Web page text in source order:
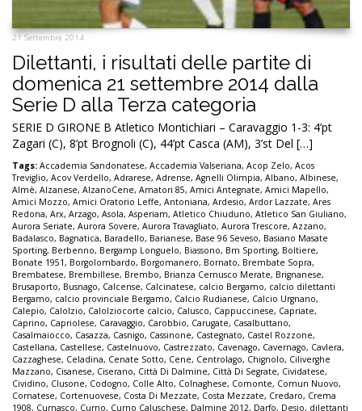
21 Settembre 2014
Dilettanti, i risultati delle partite di
domenica 21 settembre 2014 dalla
Serie D alla Terza categoria
SERIE D GIRONE B Atletico Montichiari – Caravaggio 1-3: 4’pt
Zagari (C), 8’pt Brognoli (C), 44’pt Casca (AM), 3’st Del […]
Tags: Accademia Sandonatese, Accademia Valseriana, Acop Zelo, Acos
Treviglio, Acov Verdello, Adrarese, Adrense, Agnelli Olimpia, Albano, Albinese,
Almè, Alzanese, AlzanoCene, Amatori 85, Amici Antegnate, Amici Mapello,
Amici Mozzo, Amici Oratorio Leffe, Antoniana, Ardesio, Ardor Lazzate, Ares
Redona, Arx, Arzago, Asola, Asperiam, Atletico Chiuduno, Atletico San Giuliano,
Aurora Seriate, Aurora Sovere, Aurora Travagliato, Aurora Trescore, Azzano,
Badalasco, Bagnatica, Baradello, Barianese, Base 96 Seveso, Basiano Masate
Sporting, Berbenno, Bergamp Longuelo, Biassono, Bm Sporting, Boltiere,
Bonate 1951, Borgolombardo, Borgomanero, Bornato, Brembate Sopra,
Brembatese, Brembillese, Brembo, Brianza Cernusco Merate, Brignanese,
Brusaporto, Busnago, Calcense, Calcinatese, calcio Bergamo, calcio dilettanti
Bergamo, calcio provinciale Bergamo, Calcio Rudianese, Calcio Urgnano,
Calepio, Calolzio, Calolziocorte calcio, Calusco, Cappuccinese, Capriate,
Caprino, Capriolese, Caravaggio, Carobbio, Carugate, Casalbuttano,
Casalmaiocco, Casazza, Casnigo, Cassinone, Castegnato, Castel Rozzone,
Castellana, Castellese, Castelnuovo, Castrezzato, Cavenago, Cavernago, Cavlera,
Cazzaghese, Celadina, Cenate Sotto, Cene, Centrolago, Chignolo, Ciliverghe
Mazzano, Cisanese, Ciserano, Città Di Dalmine, Città Di Segrate, Cividatese,
Cividino, Clusone, Codogno, Colle Alto, Colnaghese, Comonte, Comun Nuovo,
Cornatese, Cortenuovese, Costa Di Mezzate, Costa Mezzate, Credaro, Crema
1908, Curnasco, Curno, Curno Caluschese, Dalmine 2012, Darfo, Desio, dilettanti